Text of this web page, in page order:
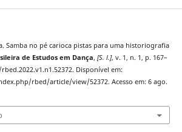
Samba no pé carioca pistas para uma historiografia
de Estudos em Dança, [S. l.], v. 1, n. 1, p. 167–
rbed.2022.v1.n1.52372. Disponível em:
rbed/article/view/52372. Acesso em: 6 ago.